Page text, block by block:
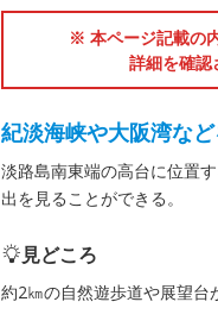
※ 本ページ記載の
詳細を確認
紀淡海峡や大阪湾な
淡路島南東端の高台に位置
出を見ることができる。
見どころ
約2㎞の自然遊歩道や展望台